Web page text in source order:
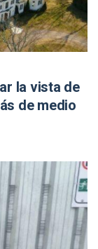
la vista de
de medio